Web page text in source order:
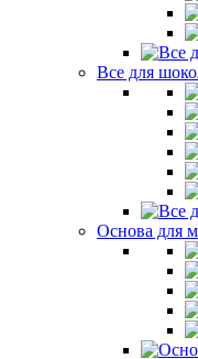
Все для
Основа для